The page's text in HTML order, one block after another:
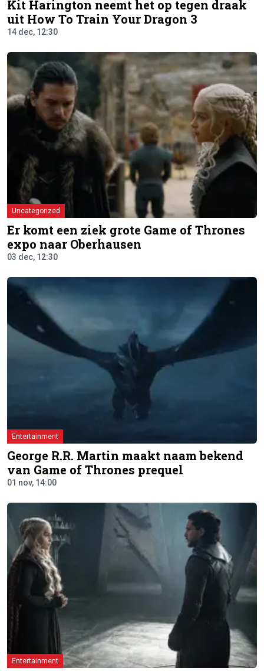
Kit Harington neemt het op tegen draak
uit How To Train Your Dragon 3
14 dec, 12:30
Uncategorized
Er komt een ziek grote Game of Thrones
expo naar Oberhausen
03 dec, 12:30
Entertainment
George R.R. Martin maakt naam bekend
van Game of Thrones prequel
01 nov, 14:00
Entertainment